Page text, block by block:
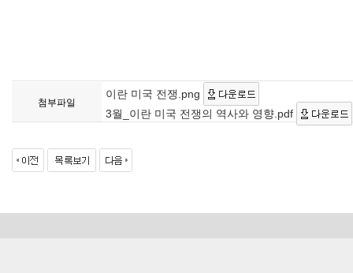
첨부파일
이란 미국 전쟁.png
3월_이란 미국 전쟁의 역사와 영향.pdf